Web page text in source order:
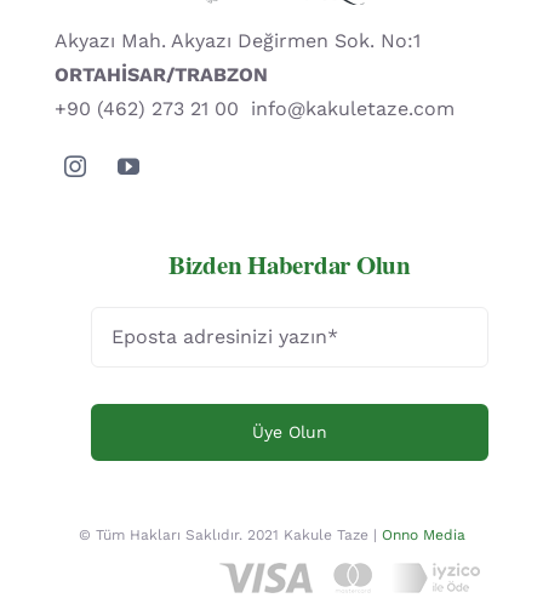
Akyazı Mah. Akyazı Değirmen Sok. No:1
ORTAHİSAR/TRABZON
+90 (462) 273 21 00 info@kakuletaze.com
Bizden Haberdar Olun
Üye Olun
© Tüm Hakları Saklıdır. 2021 Kakule Taze | Onno Media